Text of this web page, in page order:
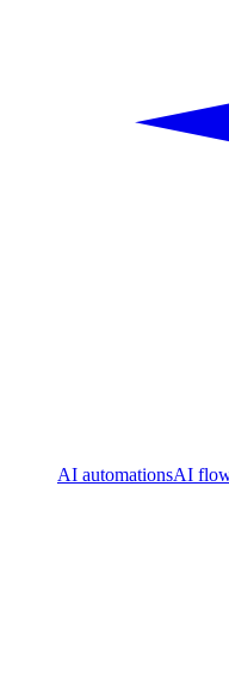
AI automationsAI